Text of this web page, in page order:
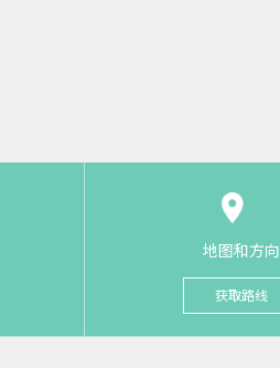
地图和方向
获取路线